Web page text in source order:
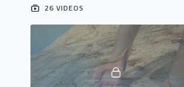
26 VIDEOS